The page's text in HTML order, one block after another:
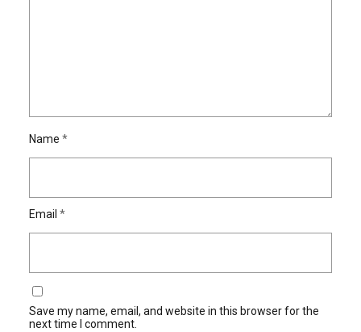
Name *
Email *
Save my name, email, and website in this browser for the
next time I comment.